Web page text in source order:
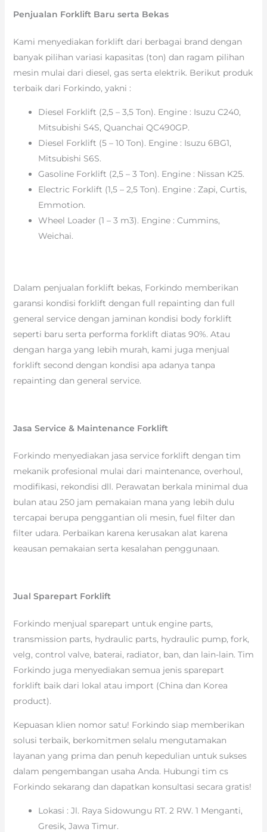
Penjualan Forklift Baru serta Bekas
Kami menyediakan forklift dari berbagai brand dengan
banyak pilihan variasi kapasitas (ton) dan ragam pilihan
mesin mulai dari diesel, gas serta elektrik. Berikut produk
terbaik dari Forkindo, yakni :
Diesel Forklift (2,5 – 3,5 Ton). Engine : Isuzu C240,
Mitsubishi S4S, Quanchai QC490GP.
Diesel Forklift (5 – 10 Ton). Engine : Isuzu 6BG1,
Mitsubishi S6S.
Gasoline Forklift (2,5 – 3 Ton). Engine : Nissan K25.
Electric Forklift (1,5 – 2,5 Ton). Engine : Zapi, Curtis,
Emmotion.
Wheel Loader (1 – 3 m3). Engine : Cummins,
Weichai.
Dalam penjualan forklift bekas, Forkindo memberikan
garansi kondisi forklift dengan full repainting dan full
general service dengan jaminan kondisi body forklift
seperti baru serta performa forklift diatas 90%. Atau
dengan harga yang lebih murah, kami juga menjual
forklift second dengan kondisi apa adanya tanpa
repainting dan general service.
Jasa Service & Maintenance Forklift
Forkindo menyediakan jasa service forklift dengan tim
mekanik profesional mulai dari maintenance, overhoul,
modifikasi, rekondisi dll. Perawatan berkala minimal dua
bulan atau 250 jam pemakaian mana yang lebih dulu
tercapai berupa penggantian oli mesin, fuel filter dan
filter udara. Perbaikan karena kerusakan alat karena
keausan pemakaian serta kesalahan penggunaan.
Jual Sparepart Forklift
Forkindo menjual sparepart untuk engine parts,
transmission parts, hydraulic parts, hydraulic pump, fork,
velg, control valve, baterai, radiator, ban, dan lain-lain. Tim
Forkindo juga menyediakan semua jenis sparepart
forklift baik dari lokal atau import (China dan Korea
product).
Kepuasan klien nomor satu! Forkindo siap memberikan
solusi terbaik, berkomitmen selalu mengutamakan
layanan yang prima dan penuh kepedulian untuk sukses
dalam pengembangan usaha Anda. Hubungi tim cs
Forkindo sekarang dan dapatkan konsultasi secara gratis!
Lokasi : Jl. Raya Sidowungu RT. 2 RW. 1 Menganti,
Gresik, Jawa Timur.